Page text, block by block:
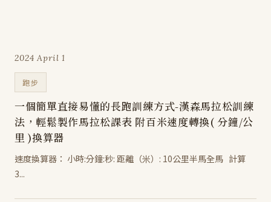
2024 April 1
跑步
一個簡單直接易懂的長跑訓練方式-漢森馬拉松訓練
法，輕鬆製作馬拉松課表 附百米速度轉換( 分鐘/公
里 )換算器
速度換算器： 小時:分鐘:秒: 距離（米）: 10公里半馬全馬 計算
3...